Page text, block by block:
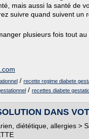
mais aussi la santé de
suivre quand suivent un
plusieurs fois tout au
/ recette regime diabete
/ recettes diabete
DANS
diététique, allergies >